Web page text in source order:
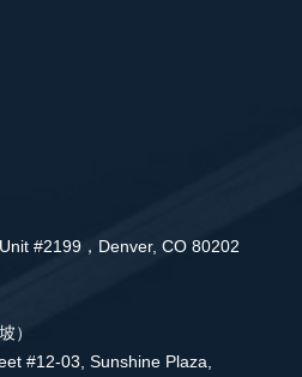
#2199，Denver, CO 80202
）
#12-03, Sunshine Plaza,